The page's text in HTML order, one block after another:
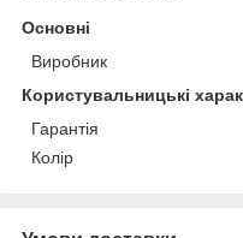
Основні
Виробник
Користувальницькі
Гарантія
Колір